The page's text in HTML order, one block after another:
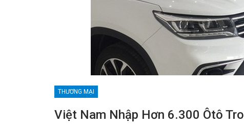
THƯƠNG MẠI
Việt Nam Nhập Hơn 6.300 Ôtô